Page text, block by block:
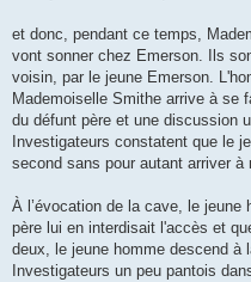
et donc, pendant ce temps,
vont sonner chez Emerson. Ils
voisin, par le jeune Emerson.
Mademoiselle Smithe arrive à se
du défunt père et une discussion
Investigateurs constatent que le
second sans pour autant arriver
À l’évocation de la cave, le
père lui en interdisait l'accès et
deux, le jeune homme descend à
Investigateurs un peu pantois